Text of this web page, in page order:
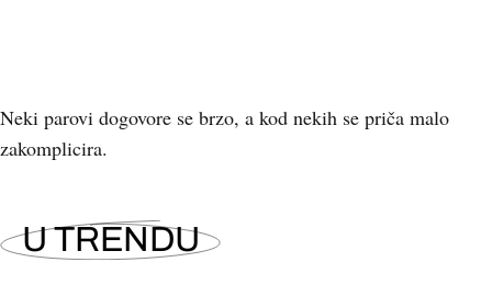
Neki parovi dogovore se brzo, a kod nekih se priča malo
zakomplicira.
U TRENDU